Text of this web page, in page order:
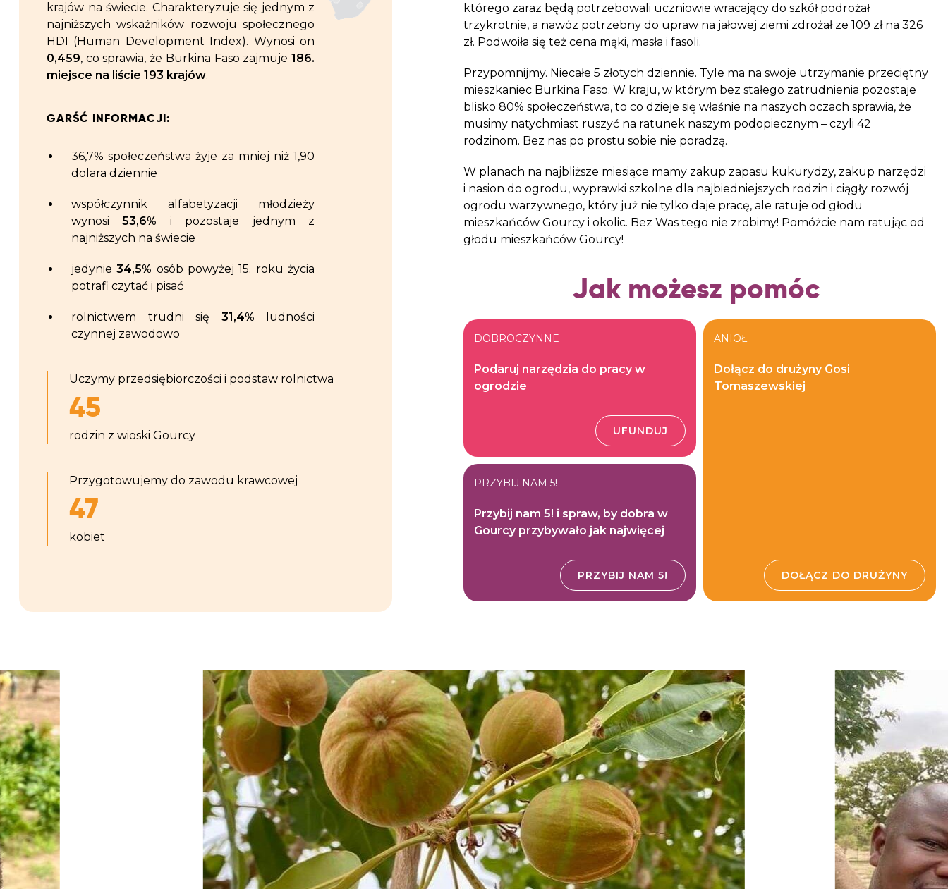
krajów na świecie. Charakteryzuje się jednym z
najniższych wskaźników rozwoju społecznego
HDI (Human Development Index). Wynosi on
0,459, co sprawia, że Burkina Faso zajmuje 186.
miejsce na liście 193 krajów.
GARŚĆ INFORMACJI:
36,7% społeczeństwa żyje za mniej niż 1,90
dolara dziennie
współczynnik alfabetyzacji młodzieży
wynosi53,6% i pozostaje jednym z
najniższych na świecie
jedynie34,5% osób powyżej 15. roku życia
potrafi czytać i pisać
rolnictwem trudni się 31,4% ludności
czynnej zawodowo
Uczymy przedsiębiorczości i podstaw rolnictwa
45
rodzin z wioski Gourcy
Przygotowujemy do zawodu krawcowej
47
kobiet
którego zaraz będą potrzebowali uczniowie wracający do szkół podrożał
trzykrotnie, a nawóz potrzebny do upraw na jałowej ziemi zdrożał ze 109 zł na 326
zł. Podwoiła się też cena mąki, masła i fasoli.
Przypomnijmy. Niecałe 5 złotych dziennie. Tyle ma na swoje utrzymanie przeciętny
mieszkaniec Burkina Faso. W kraju, w którym bez stałego zatrudnienia pozostaje
blisko 80% społeczeństwa, to co dzieje się właśnie na naszych oczach sprawia, że
musimy natychmiast ruszyć na ratunek naszym podopiecznym – czyli 42
rodzinom. Bez nas po prostu sobie nie poradzą.
W planach na najbliższe miesiące mamy zakup zapasu kukurydzy, zakup narzędzi
i nasion do ogrodu, wyprawki szkolne dla najbiedniejszych rodzin i ciągły rozwój
ogrodu warzywnego, który już nie tylko daje pracę, ale ratuje od głodu
mieszkańców Gourcy i okolic. Bez Was tego nie zrobimy! Pomóżcie nam ratując od
głodu mieszkańców Gourcy!
Jak możesz pomóc
DOBROCZYNNE
Podaruj narzędzia do pracy w
ogrodzie
UFUNDUJ
PRZYBIJ NAM 5!
Przybij nam 5! i spraw, by dobra w
Gourcy przybywało jak najwięcej
PRZYBIJ NAM 5!
ANIOŁ
Dołącz do drużyny Gosi
Tomaszewskiej
DOŁĄCZ DO DRUŻYNY